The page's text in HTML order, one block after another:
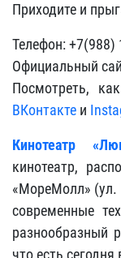
Приходите и
Телефон: +7(988)
Официальный
Посмотреть,
ВКонтакте и
Кинотеатр
кинотеатр,
«МореМолл» (ул.
современные
разнообразный
что есть